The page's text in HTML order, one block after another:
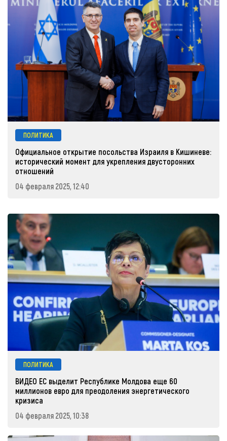
ПОЛИТИКА
Официальное открытие посольства Израиля в Кишиневе:
исторический момент для укрепления двусторонних
отношений
04 февраля 2025, 12:40
ПОЛИТИКА
ВИДЕО ЕС выделит Республике Молдова еще 60
миллионов евро для преодоления энергетического
кризиса
04 февраля 2025, 10:38